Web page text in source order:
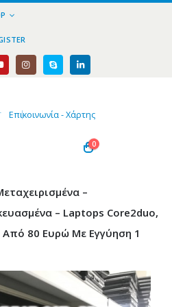
|
Επικοινωνία - Χάρτης
0
–
– Laptops Core2duo,
Από 80 Ευρώ Με Εγγύηση 1